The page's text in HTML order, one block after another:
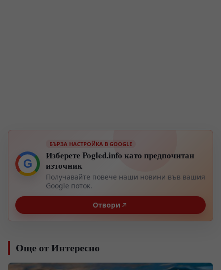
G
БЪРЗА НАСТРОЙКА В GOOGLE
Изберете Pogled.info като предпочитан
източник
Получавайте повече наши новини във вашия
Google поток.
Отвори
Още от Интересно